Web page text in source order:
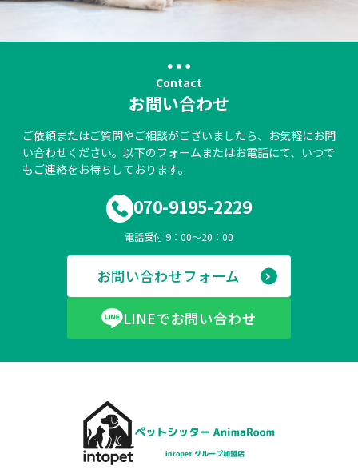
Contact
お問い合わせ
ご依頼またはご質問やご相談がございましたら、お気軽にお問
い合わせください。以下のフォームまたはお電話にて、いつで
もご連絡をお待ちしております。
070-9195-2229
電話受付 9：00～20：00
お問い合わせフォーム
LINEでお問い合わせ